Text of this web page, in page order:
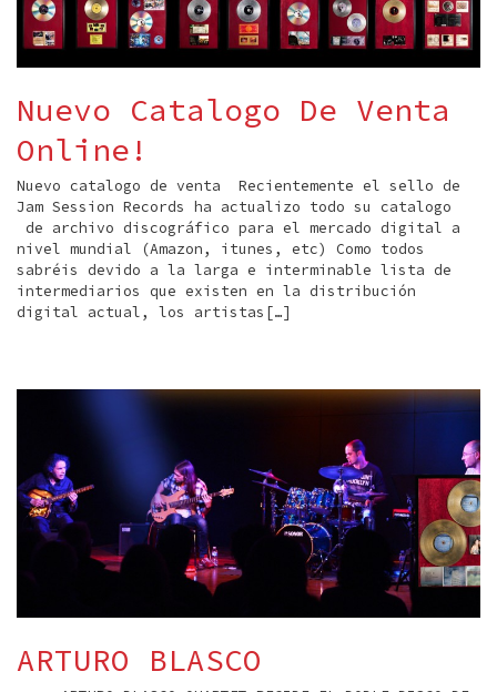
Nuevo Catalogo De Venta
Online!
Nuevo catalogo de venta Recientemente el sello de
Jam Session Records ha actualizo todo su catalogo
de archivo discográfico para el mercado digital a
nivel mundial (Amazon, itunes, etc) Como todos
sabréis devido a la larga e interminable lista de
intermediarios que existen en la distribución
digital actual, los artistas[…]
ARTURO BLASCO